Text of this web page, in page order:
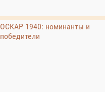
ОСКАР 1940: номинанты и
победители